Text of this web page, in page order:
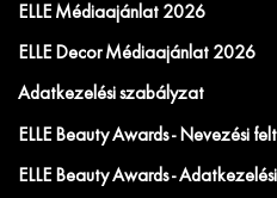
ELLE Médiaajánlat 2026
ELLE Decor Médiaajánlat 2026
Adatkezelési szabályzat
ELLE Beauty Awards - Nevezési
ELLE Beauty Awards -